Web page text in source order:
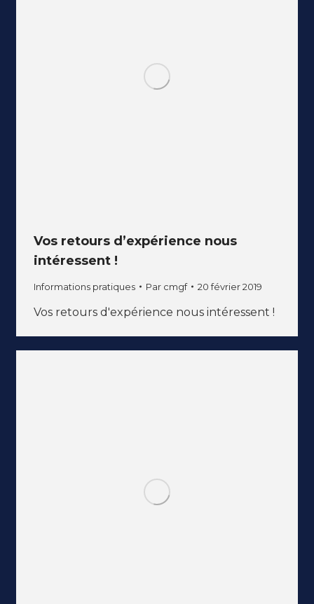
Vos retours d’expérience nous
intéressent !
Informations pratiques Par cmgf 20 février 2019
Vos retours d'expérience nous intéressent !